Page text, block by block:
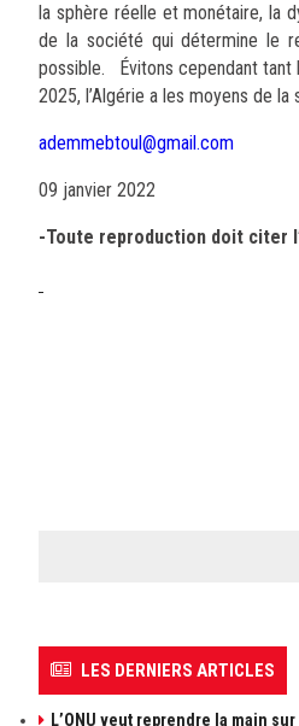
la sphère réelle et monétaire, la
de la société qui détermine le
possible. Évitons cependant tant
2025, l’Algérie a les moyens de
ademmebtoul@gmail.com
09 janvier 2022
-Toute reproduction doit citer
LES DERNIERS ARTICLES
L’ONU veut reprendre la main